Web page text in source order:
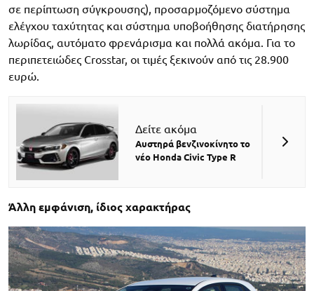
σε περίπτωση σύγκρουσης), προσαρμοζόμενο σύστημα
ελέγχου ταχύτητας και σύστημα υποβοήθησης διατήρησης
λωρίδας, αυτόματο φρενάρισμα και πολλά ακόμα. Για το
περιπετειώδες Crosstar, οι τιμές ξεκινούν από τις 28.900
ευρώ.
Δείτε ακόμα
Αυστηρά βενζινοκίνητο το
νέο Honda Civic Type R
Άλλη εμφάνιση, ίδιος χαρακτήρας